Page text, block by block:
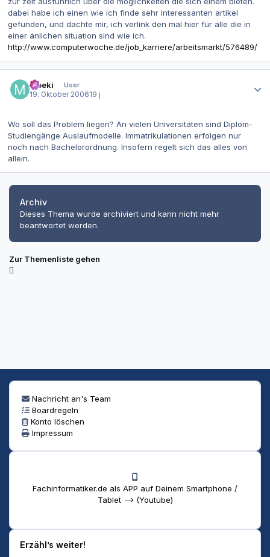
dabei habe ich einen wie ich finde sehr interessanten artikel
gefunden, und dachte mir, ich verlink den mal hier für alle die in
einer änlichen situation sind wie ich.
http://www.computerwoche.de/job_karriere/arbeitsmarkt/576489/
Moeki
User
19. Oktober 200619 j
Wo soll das Problem liegen? An vielen Universitäten sind Diplom-
Studiengänge Auslaufmodelle. Immatrikulationen erfolgen nur
noch nach Bachelorordnung. Insofern regelt sich das alles von
allein.
Archiv
Dieses Thema wurde archiviert und kann nicht mehr
beantwortet werden.
Zur Themenliste gehen
Nachricht an's Team
Boardregeln
Konto löschen
Impressum
Fachinformatiker.de als APP auf Deinem Smartphone /
Tablet --> (Youtube)
Erzähl’s weiter!